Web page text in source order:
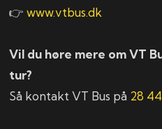
👉www.vtbus.dk
Vil du høre mere om VT
tur?
Så kontakt VT Bus på 28